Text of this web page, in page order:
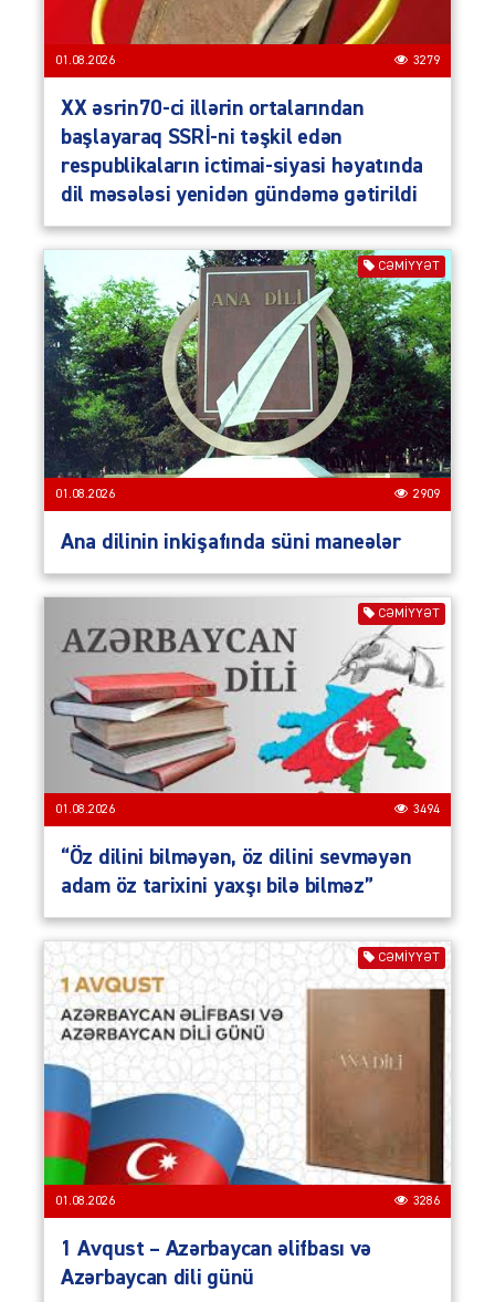
01.08.2026 3279
XX əsrin70-ci illərin ortalarından
başlayaraq SSRİ-ni təşkil edən
respublikaların ictimai-siyasi həyatında
dil məsələsi yenidən gündəmə gətirildi
CƏMIYYƏT
01.08.2026 2909
Ana dilinin inkişafında süni maneələr
CƏMIYYƏT
01.08.2026 3494
“Öz dilini bilməyən, öz dilini sevməyən
adam öz tarixini yaxşı bilə bilməz”
CƏMIYYƏT
01.08.2026 3286
1 Avqust – Azərbaycan əlifbası və
Azərbaycan dili günü